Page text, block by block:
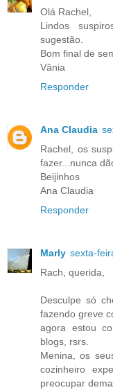
Olá Rachel,
Lindos
sugestão.
Bom final de
Vânia
Responder
Ana Claudia
Rachel, os
fazer...nunca
Beijinhos
Ana Claudia
Responder
Marly sexta-
Rach, querida,
Desculpe só
fazendo greve
agora estou
blogs, rsrs.
Menina, os
cozinheiro
preocupar